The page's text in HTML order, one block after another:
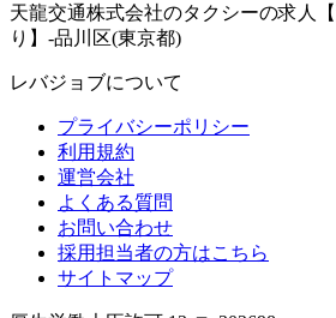
天龍交通株式会社のタクシーの求人
り】-品川区(東京都)
レバジョブについて
プライバシーポリシー
利用規約
運営会社
よくある質問
お問い合わせ
採用担当者の方はこちら
サイトマップ